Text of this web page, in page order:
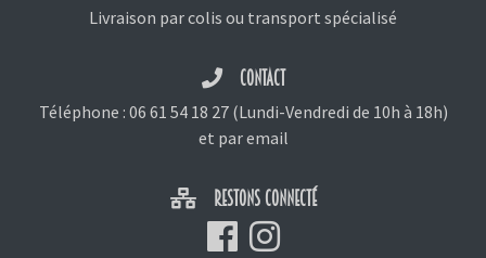
Livraison par colis ou transport spécialisé
CONTACT
Téléphone : 06 61 54 18 27(Lundi-Vendredi de 10h à 18h)
et par email
RESTONS CONNECTÉ